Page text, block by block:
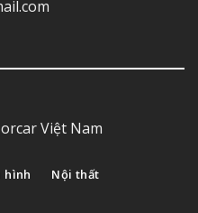
Việt Nam
hình Nội thất